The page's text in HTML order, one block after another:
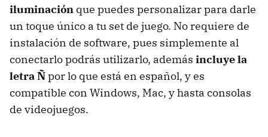
iluminación que puedes personalizar para darle
un toque único a tu set de juego. No requiere de
instalación de software, pues simplemente al
conectarlo podrás utilizarlo, además incluye la
letra Ñpor lo que está en español, y es
compatible con Windows, Mac, y hasta consolas
de videojuegos.